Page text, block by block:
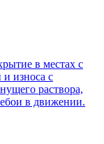
в местах с
износа с
раствора,
в движении.